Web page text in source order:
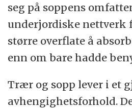
seg på soppens
underjordiske nettverk
større overflate å
enn om bare hadde
Trær og sopp lever i et
avhengighetsforhold.